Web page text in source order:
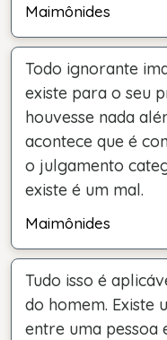
Maimônides
Todo ignorante
existe para o seu
houvesse nada
acontece que é
o julgamento
existe é um mal.
Maimônides
Tudo isso é
do homem. Existe
entre uma pessoa